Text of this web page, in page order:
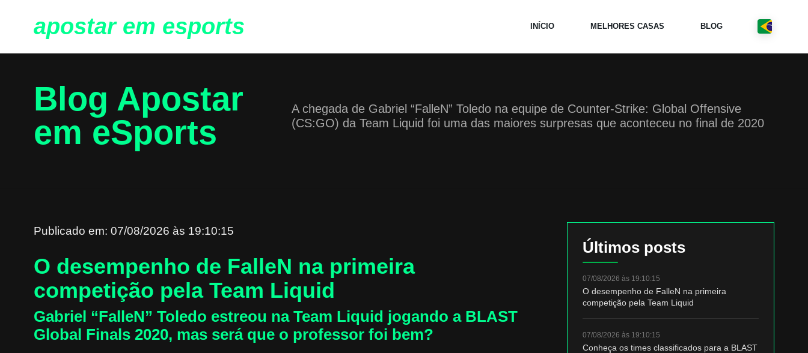
apostar em esports INÍCIO MELHORES CASAS BLOG
Blog Apostar
em eSports
A chegada de Gabriel “FalleN” Toledo na equipe de Counter-Strike: Global Offensive
(CS:GO) da Team Liquid foi uma das maiores surpresas que aconteceu no final de 2020
Últimos posts
07/08/2026 às 19:10:15
O desempenho de FalleN na primeira
competição pela Team Liquid
07/08/2026 às 19:10:15
Conheça os times classificados para a BLAST
Publicado em: 07/08/2026 às 19:10:15
O desempenho de FalleN na primeira
competição pela Team Liquid
Gabriel “FalleN” Toledo estreou na Team Liquid jogando a BLAST
Global Finals 2020, mas será que o professor foi bem?